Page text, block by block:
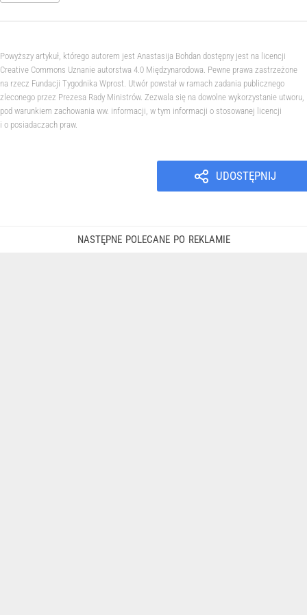
Powyższy artykuł, którego autorem jest Anastasija Bohdan dostępny jest na licencji
Creative Commons Uznanie autorstwa 4.0 Międzynarodowa. Pewne prawa zastrzeżone
na rzecz Fundacji Tygodnika Wprost. Utwór powstał w ramach zadania publicznego
zleconego przez Prezesa Rady Ministrów. Zezwala się na dowolne wykorzystanie utworu,
pod warunkiem zachowania ww. informacji, w tym informacji o stosowanej licencji
i o posiadaczach praw.
UDOSTĘPNIJ